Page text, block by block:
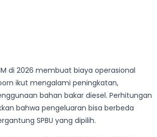
di 2026 membuat biaya operasional
ikut mengalami peningkatan,
bahan bakar diesel. Perhitungan
bahwa pengeluaran bisa berbeda
SPBU yang dipilih.